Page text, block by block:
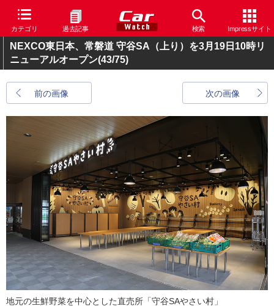
カテゴリ 過去記事 検索 Impressサイト
NEXCO東日本、常磐道 守谷SA（上り）を3月19日10時リ
ニューアルオープン(43/75)
前の画像 次の画像
地元の生鮮野菜を中心とした直売所「守谷SAやさい村」